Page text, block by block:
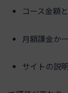
コース金額
月額課金か
サイトの説